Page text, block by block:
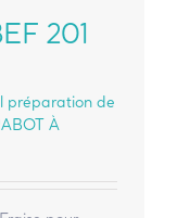
201
préparation de
À